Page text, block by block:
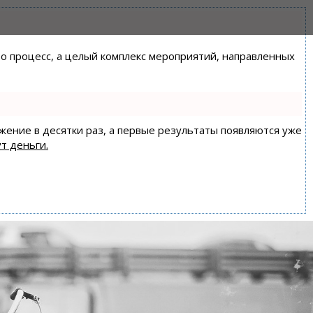
процесс, а целый комплекс мероприятий, направленных
в десятки раз, а первые результаты появляются уже
деньги.